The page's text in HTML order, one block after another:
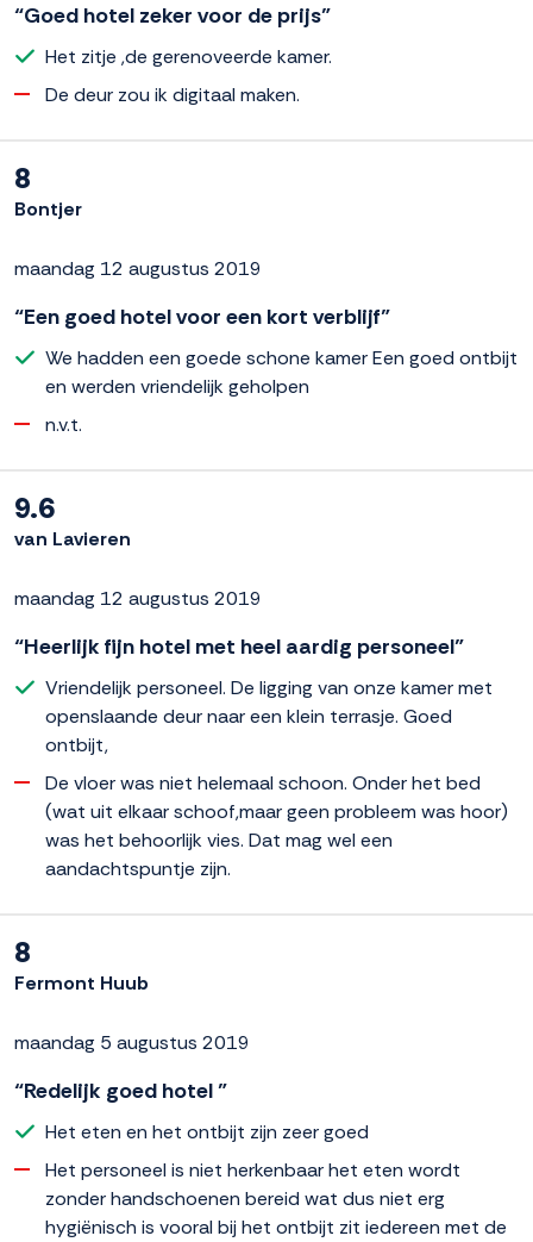
“Goed hotel zeker voor de prijs”
Het zitje ,de gerenoveerde kamer.
De deur zou ik digitaal maken.
8
Bontjer
maandag 12 augustus 2019
“Een goed hotel voor een kort verblijf”
We hadden een goede schone kamer Een goed ontbijt
en werden vriendelijk geholpen
n.v.t.
9.6
van Lavieren
maandag 12 augustus 2019
“Heerlijk fijn hotel met heel aardig personeel”
Vriendelijk personeel. De ligging van onze kamer met
openslaande deur naar een klein terrasje. Goed
ontbijt,
De vloer was niet helemaal schoon. Onder het bed
(wat uit elkaar schoof,maar geen probleem was hoor)
was het behoorlijk vies. Dat mag wel een
aandachtspuntje zijn.
8
Fermont Huub
maandag 5 augustus 2019
“Redelijk goed hotel ”
Het eten en het ontbijt zijn zeer goed
Het personeel is niet herkenbaar het eten wordt
zonder handschoenen bereid wat dus niet erg
hygiënisch is vooral bij het ontbijt zit iedereen met de